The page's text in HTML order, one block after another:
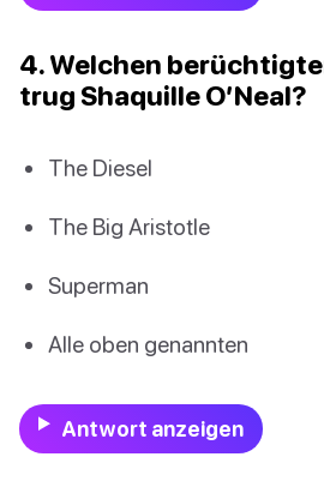
4. Welchen
trug Shaquille O’Neal?
The Diesel
The Big Aristotle
Superman
Alle oben genannten
Antwort anzeigen